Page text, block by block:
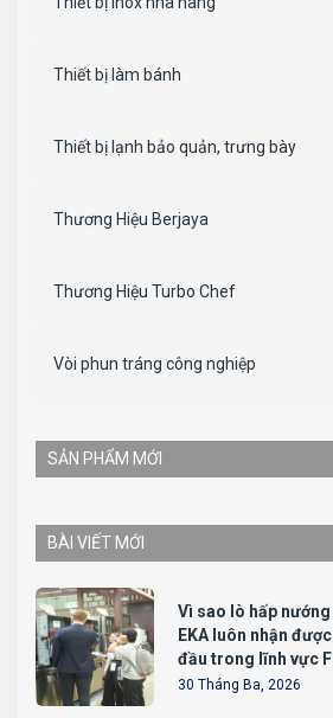
Thiết bị làm bánh
Thiết bị lạnh bảo quản, trưng bày
Thương Hiệu Berjaya
Thương Hiệu Turbo Chef
Vòi phun tráng công nghiệp
SẢN PHẨM MỚI
BÀI VIẾT MỚI
Vì sao lò hấp
EKA luôn nhận
đầu trong lĩnh vực
30 Tháng Ba, 2026